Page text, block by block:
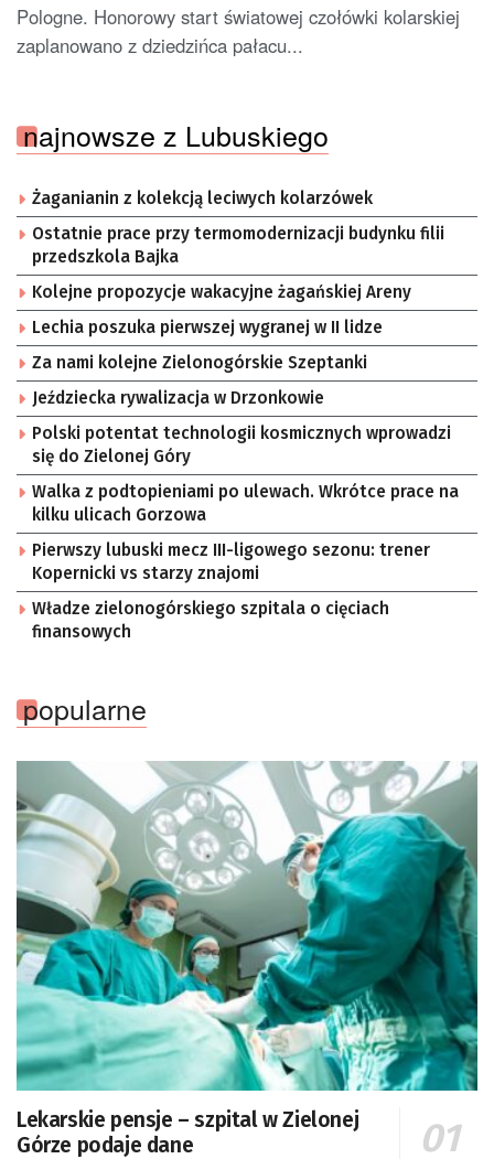
Pologne. Honorowy start światowej czołówki kolarskiej
zaplanowano z dziedzińca pałacu...
najnowsze z Lubuskiego
Żaganianin z kolekcją leciwych kolarzówek
Ostatnie prace przy termomodernizacji budynku filii
przedszkola Bajka
Kolejne propozycje wakacyjne żagańskiej Areny
Lechia poszuka pierwszej wygranej w II lidze
Za nami kolejne Zielonogórskie Szeptanki
Jeździecka rywalizacja w Drzonkowie
Polski potentat technologii kosmicznych wprowadzi
się do Zielonej Góry
Walka z podtopieniami po ulewach. Wkrótce prace na
kilku ulicach Gorzowa
Pierwszy lubuski mecz III-ligowego sezonu: trener
Kopernicki vs starzy znajomi
Władze zielonogórskiego szpitala o cięciach
finansowych
popularne
Lekarskie pensje – szpital w Zielonej
Górze podaje dane